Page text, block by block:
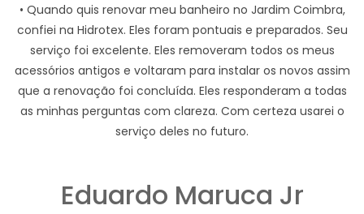
• Quando quis renovar meu banheiro no Jardim Coimbra,
confiei na Hidrotex. Eles foram pontuais e preparados. Seu
serviço foi excelente. Eles removeram todos os meus
acessórios antigos e voltaram para instalar os novos assim
que a renovação foi concluída. Eles responderam a todas
as minhas perguntas com clareza. Com certeza usarei o
serviço deles no futuro.
Eduardo Maruca Jr